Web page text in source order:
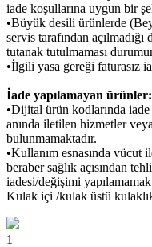
iade koşullarına uygun bir
•Büyük desili ürünlerde
servis tarafından
tutanak tutulmaması
•İlgili yasa gereği faturasız
İade yapılamayan ürünler:
•Dijital ürün kodlarında
anında iletilen hizmetler
bulunmamaktadır.
•Kullanım esnasında vücut
beraber sağlık açısından
iadesi/değişimi
Kulak içi /kulak üstü
1